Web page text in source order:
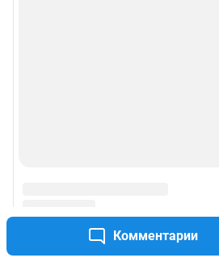
Комментарии